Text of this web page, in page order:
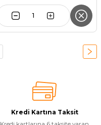
Kredi Kartına Taksit